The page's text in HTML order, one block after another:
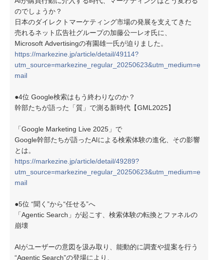
のでしょうか？
日本のダイレクトマーケティング市場の発展を支えてきた
売れるネット広告社グループの加藤公一レオ氏に、
Microsoft Advertisingの有園雄一氏が迫りました。
https://markezine.jp/article/detail/49114?
utm_source=markezine_regular_20250623&utm_medium=e
mail
●4位 Google検索はもう終わりなのか？
幹部たちが語った「質」で測る新時代【GML2025】
「Google Marketing Live 2025」で
Google幹部たちが語ったAIによる検索体験の進化、その影響
とは。
https://markezine.jp/article/detail/49289?
utm_source=markezine_regular_20250623&utm_medium=e
mail
●5位 “聞く”から“任せる”へ
「Agentic Search」が起こす、検索体験の転換とファネルの
崩壊
AIがユーザーの意図を汲み取り、能動的に調査や提案を行う
“Agentic Search”の登場により、